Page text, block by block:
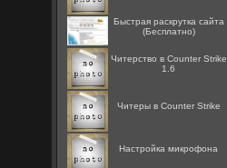
Быстрая раскрутка сайта
(Бесплатно)
Читерство в Counter Strike
1.6
Читеры в Counter Strike
Настройка микрофона